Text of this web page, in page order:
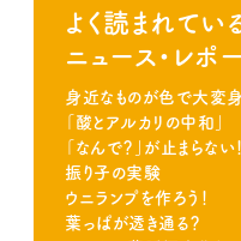
よく読まれてい
ニュース・レポ
身近なものが色で大変身
「酸とアルカリの中和」
「なんで？」が止まらない！
振り子の実験
ウニランプを作ろう！
葉っぱが透き通る？